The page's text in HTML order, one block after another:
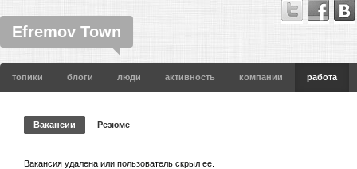
Efremov Town
топики блоги люди активность компании работа
Вакансии Резюме
Вакансия удалена или пользователь скрыл ее.